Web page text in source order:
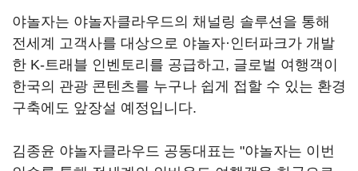
야놀자는 야놀자클라우드의 채널링 솔루션을 통해
전세계 고객사를 대상으로 야놀자·인터파크가 개발
한 K-트래블 인벤토리를 공급하고, 글로벌 여행객이
한국의 관광 콘텐츠를 누구나 쉽게 접할 수 있는 환경
구축에도 앞장설 예정입니다.
김종윤 야놀자클라우드 공동대표는 "야놀자는 이번